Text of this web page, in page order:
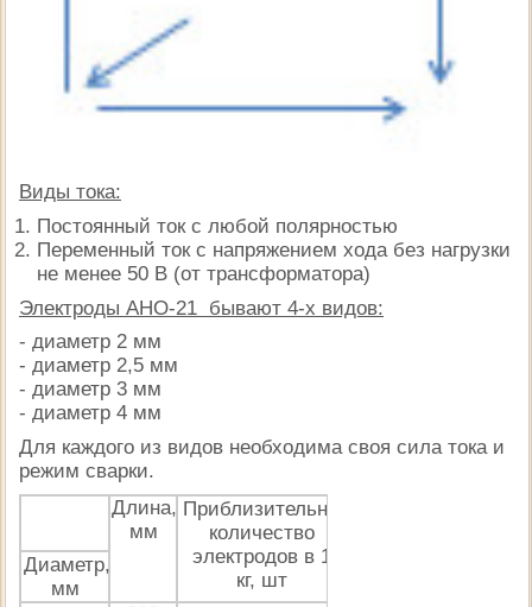
Виды тока:
Постоянный ток с любой полярностью
Переменный ток с напряжением хода без нагрузки
не менее 50 В (от трансформатора)
Электроды АНО-21 бывают 4-х видов:
- диаметр 2 мм
- диаметр 2,5 мм
- диаметр 3 мм
- диаметр 4 мм
Для каждого из видов необходима своя сила тока и
режим сварки.
Длина,
мм
Приблизительное
количество
электродов в 1
кг, шт
Диаметр,
мм